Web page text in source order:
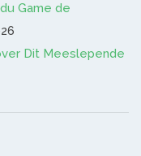
Game de
Dit Meeslepende